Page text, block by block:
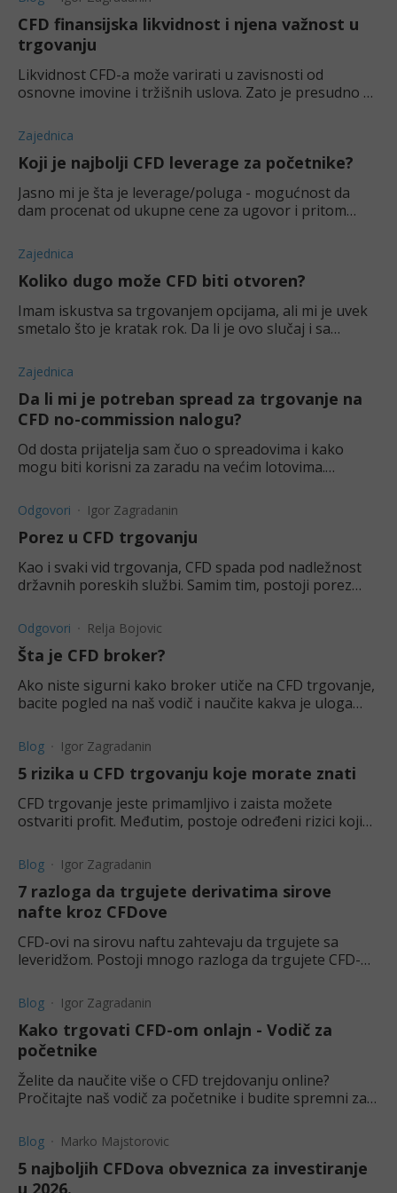
CFD finansijska likvidnost i njena važnost u
trgovanju
Likvidnost CFD-a može varirati u zavisnosti od
osnovne imovine i tržišnih uslova. Zato je presudno da
utiče.
Zajednica
Koji je najbolji CFD leverage za početnike?
Jasno mi je šta je leverage/poluga - mogućnost da
dam procenat od ukupne cene za ugovor i pritom
koji je najbolji leverage?
Zajednica
Koliko dugo može CFD biti otvoren?
Imam iskustva sa trgovanjem opcijama, ali mi je uvek
smetalo što je kratak rok. Da li je ovo slučaj i sa
Zajednica
Da li mi je potreban spread za trgovanje na
CFD no-commission nalogu?
Od dosta prijatelja sam čuo o spreadovima i kako
mogu biti korisni za zaradu na većim lotovima.
interesuje da li me to na neki način sprečava da se
bavi
Odgovori Igor Zagradanin
Porez u CFD trgovanju
Kao i svaki vid trgovanja, CFD spada pod nadležnost
državnih poreskih službi. Samim tim, postoji porez
Odgovori Relja Bojovic
Šta je CFD broker?
Ako niste sigurni kako broker utiče na CFD trgovanje,
bacite pogled na naš vodič i naučite kakva je uloga
Blog Igor Zagradanin
5 rizika u CFD trgovanju koje morate znati
CFD trgovanje jeste primamljivo i zaista možete
ostvariti profit. Međutim, postoje određeni rizici kojih
Blog Igor Zagradanin
7 razloga da trgujete derivatima sirove
nafte kroz CFDove
CFD-ovi na sirovu naftu zahtevaju da trgujete sa
leveridžom. Postoji mnogo razloga da trgujete CFD-
od njih.
Blog Igor Zagradanin
Kako trgovati CFD-om onlajn - Vodič za
početnike
Želite da naučite više o CFD trejdovanju online?
Pročitajte naš vodič za početnike i budite spremni za
Blog Marko Majstorovic
5 najboljih CFDova obveznica za investiranje
u 2026.